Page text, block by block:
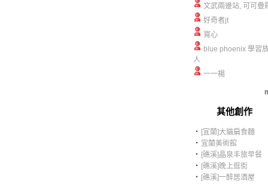
文武兩邊站, 可可疊
好奇者jt
寬心
blue phoenix 學習
人
一一楊
其他創作
‧ [宜蘭]大貓扁食麵
‧ 宜蘭美術館
‧ [礁溪]晶泉丰旅早餐
‧ [礁溪]晚上逛街
‧ [礁溪]一醉居酒屋